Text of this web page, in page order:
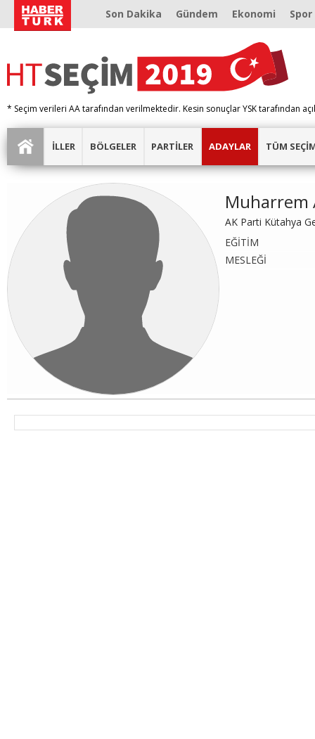
Son Dakika Gündem Ekonomi Spor
* Seçim verileri AA tarafından verilmektedir. Kesin sonuçlar YSK tarafından
İLLER BÖLGELER PARTİLER ADAYLAR TÜM
Muharrem
AK Parti Kütahya
EĞİTİM
MESLEĞİ